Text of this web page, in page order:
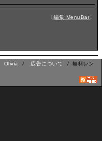
〔編集:MenuBar〕
Olivia / 広告について
/ 無料レン